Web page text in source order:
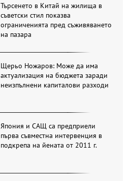
Търсенето в Китай на жилища в
съветски стил показва
ограниченията пред съживяването
на пазара
Щерьо Ножаров: Може да има
актуализация на бюджета заради
неизпълнени капиталови разходи
Япония и САЩ са предприели
първа съвместна интервенция в
подкрепа на йената от 2011 г.